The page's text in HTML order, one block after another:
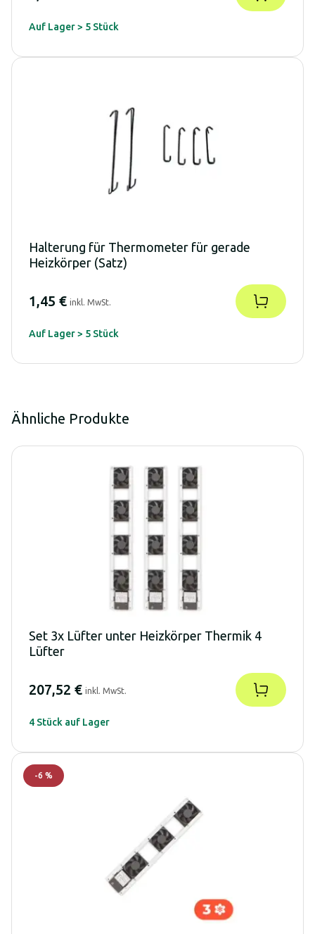
Auf Lager > 5 Stück
Halterung für Thermometer für gerade
Heizkörper (Satz)
1,45 € inkl. MwSt.
Auf Lager > 5 Stück
Ähnliche Produkte
Set 3x Lüfter unter Heizkörper Thermik 4
Lüfter
207,52 € inkl. MwSt.
4 Stück auf Lager
-6 %